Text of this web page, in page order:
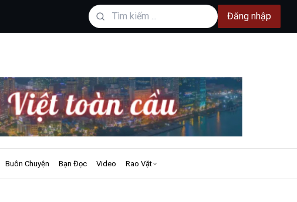
Đăng nhập
Buôn Chuyện Bạn Đọc Video Rao Vặt